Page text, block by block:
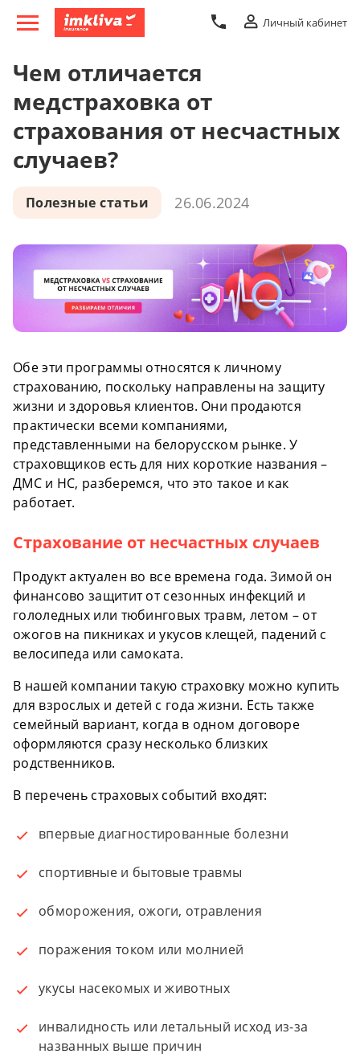
Личный кабинет
Чем отличается
медстраховка от
страхования от несчастных
случаев?
Полезные статьи 26.06.2024
Обе эти программы относятся к личному
страхованию, поскольку направлены на защиту
жизни и здоровья клиентов. Они продаются
практически всеми компаниями,
представленными на белорусском рынке. У
страховщиков есть для них короткие названия –
ДМС и НС, разберемся, что это такое и как
работает.
Страхование от несчастных случаев
Продукт актуален во все времена года. Зимой он
финансово защитит от сезонных инфекций и
гололедных или тюбинговых травм, летом – от
ожогов на пикниках и укусов клещей, падений с
велосипеда или самоката.
В нашей компании такую страховку можно купить
для взрослых и детей с года жизни. Есть также
семейный вариант, когда в одном договоре
оформляются сразу несколько близких
родственников.
В перечень страховых событий входят:
впервые диагностированные болезни
спортивные и бытовые травмы
обморожения, ожоги, отравления
поражения током или молнией
укусы насекомых и животных
инвалидность или летальный исход из-за
названных выше причин